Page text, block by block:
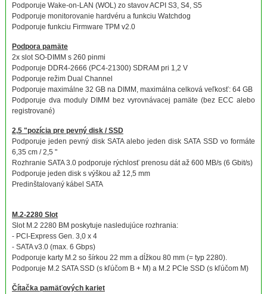
Podporuje Wake-on-LAN (WOL) zo stavov ACPI S3, S4, S5
Podporuje monitorovanie hardvéru a funkciu Watchdog
Podporuje funkciu Firmware TPM v2.0
Podpora pamäte
2x slot SO-DIMM s 260 pinmi
Podporuje DDR4-2666 (PC4-21300) SDRAM pri 1,2 V
Podporuje režim Dual Channel
Podporuje maximálne 32 GB na DIMM, maximálna celková veľkosť: 64 GB
Podporuje dva moduly DIMM bez vyrovnávacej pamäte (bez ECC alebo
registrované)
2,5 "pozícia pre pevný disk / SSD
Podporuje jeden pevný disk SATA alebo jeden disk SATA SSD vo formáte
6,35 cm / 2,5 "
Rozhranie SATA 3.0 podporuje rýchlosť prenosu dát až 600 MB/s (6 Gbit/s)
Podporuje jeden disk s výškou až 12,5 mm
Predinštalovaný kábel SATA
M.2-2280 Slot
Slot M.2 2280 BM poskytuje nasledujúce rozhrania:
- PCI-Express Gen. 3,0 x 4
- SATA v3.0 (max. 6 Gbps)
Podporuje karty M.2 so šírkou 22 mm a dĺžkou 80 mm (= typ 2280).
Podporuje M.2 SATA SSD (s kľúčom B + M) a M.2 PCIe SSD (s kľúčom M)
Čítačka pamäťových kariet